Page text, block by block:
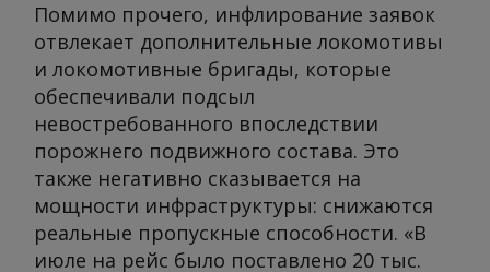
Помимо прочего, инфлирование заявок
отвлекает дополнительные локомотивы
и локомотивные бригады, которые
обеспечивали подсыл
невостребованного впоследствии
порожнего подвижного состава. Это
также негативно сказывается на
мощности инфраструктуры: снижаются
реальные пропускные способности. «В
июле на рейс было поставлено 20 тыс.